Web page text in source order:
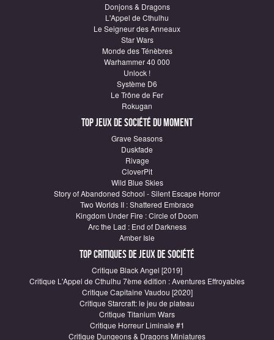
Donjons & Dragons
L'Appel de Cthulhu
Le Seigneur des Anneaux
Star Wars
Monde des Ténèbres
Warhammer 40 000
Unlock !
Système D6
Le Trône de Fer
Rokugan
Top Jeux de société du moment
Grave Seasons
Duskfade
Rivage
CloverPit
Wild Blue Skies
Story of Abandoned School - Silent Escape Horror
Two Worlds II : Shattered Embrace
Kingdom Under Fire : Circle of Doom
Arc the Lad : End of Darkness
Amber Isle
Top critiques de Jeux de société
Critique Black Angel [2019]
Critique L'Appel de Cthulhu 7ème édition : Aventures Effroyables
Critique Capitaine Vaudou [2020]
Critique Starcraft: le jeu de plateau
Critique Titanium Wars
Critique Horreur Liminale #1
Critique Dungeons & Dragons Miniatures